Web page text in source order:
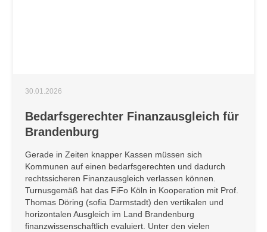
30.01.2026
Bedarfsgerechter Finanzausgleich für
Brandenburg
Gerade in Zeiten knapper Kassen müssen sich
Kommunen auf einen bedarfsgerechten und dadurch
rechtssicheren Finanzausgleich verlassen können.
Turnusgemäß hat das FiFo Köln in Kooperation mit Prof.
Thomas Döring (sofia Darmstadt) den vertikalen und
horizontalen Ausgleich im Land Brandenburg
finanzwissenschaftlich evaluiert. Unter den vielen